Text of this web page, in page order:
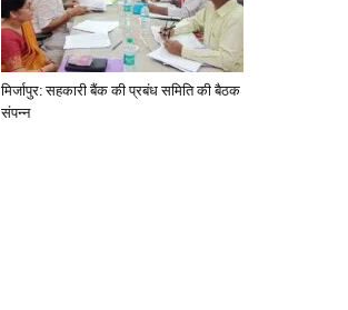
मिर्जापुर: सहकारी बैंक की प्रबंध समिति की बैठक
संपन्न